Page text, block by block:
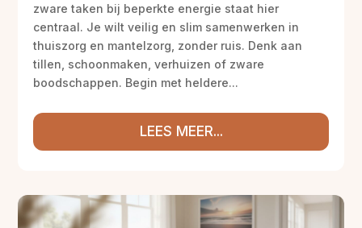
zware taken bij beperkte energie staat hier
centraal. Je wilt veilig en slim samenwerken in
thuiszorg en mantelzorg, zonder ruis. Denk aan
tillen, schoonmaken, verhuizen of zware
boodschappen. Begin met heldere...
LEES MEER...